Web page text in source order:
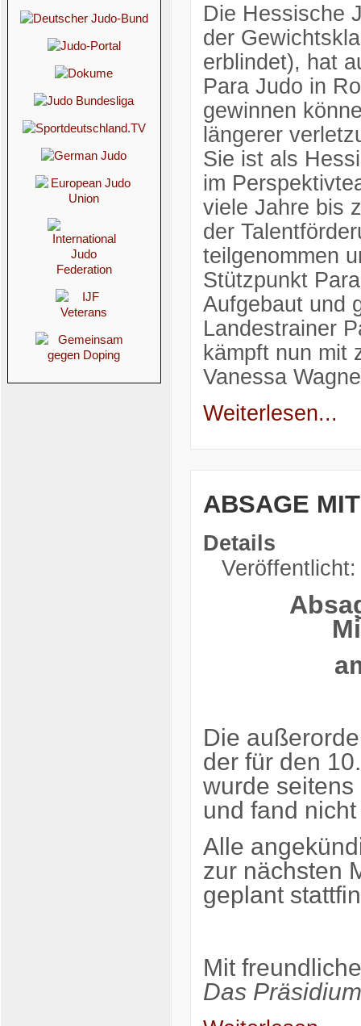
Die Hessische
der
erblindet), hat
Para Judo in
gewinnen
längerer
Sie ist als
im
viele Jahre bis
der
teilgenommen
Stützpunkt
Aufgebaut und
Landestrainer
kämpft nun mit
Vanessa
Weiterlesen...
ABSAGE
Details
Die
der für den
wurde
und fand
Alle
zur nächsten
geplant
Mit
Das